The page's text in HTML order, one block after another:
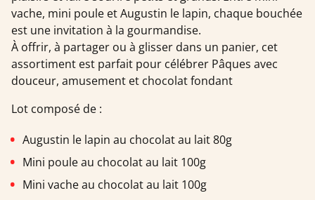
vache, mini poule et Augustin le lapin, chaque bouchée
est une invitation à la gourmandise.
À offrir, à partager ou à glisser dans un panier, cet
assortiment est parfait pour célébrer Pâques avec
douceur, amusement et chocolat fondant
Lot composé de :
Augustin le lapin au chocolat au lait 80g
Mini poule au chocolat au lait 100g
Mini vache au chocolat au lait 100g